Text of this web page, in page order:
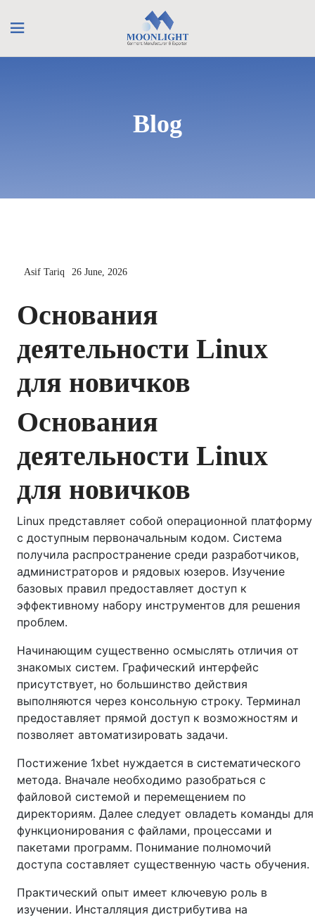
Blog
Asif Tariq 26 June, 2026
Основания
деятельности Linux
для новичков
Основания
деятельности Linux
для новичков
Linux представляет собой операционной платформу
с доступным первоначальным кодом. Система
получила распространение среди разработчиков,
администраторов и рядовых юзеров. Изучение
базовых правил предоставляет доступ к
эффективному набору инструментов для решения
проблем.
Начинающим существенно осмыслять отличия от
знакомых систем. Графический интерфейс
присутствует, но большинство действия
выполняются через консольную строку. Терминал
предоставляет прямой доступ к возможностям и
позволяет автоматизировать задачи.
Постижение 1xbet нуждается в систематического
метода. Вначале необходимо разобраться с
файловой системой и перемещением по
директориям. Далее следует овладеть команды для
функционирования с файлами, процессами и
пакетами программ. Понимание полномочий
доступа составляет существенную часть обучения.
Практический опыт имеет ключевую роль в
изучении. Инсталляция дистрибутива на